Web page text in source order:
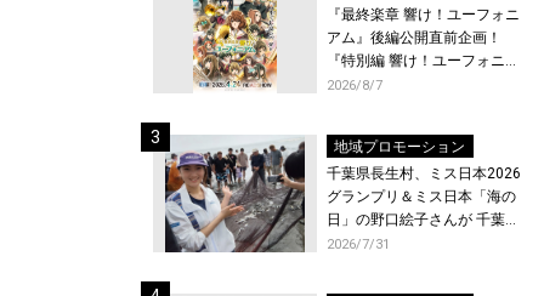
『最終楽章 響け！ユーフォニ
アム』後編公開直前企画！
『特別編 響け！ユーフォニア
ム〜アンサンブルコンテス
映が決定！
2026/8/7
地域プロモーション
千葉県長生村、ミス日本2026
グランプリ＆ミス日本「海の
日」の野口絵子さんが 千葉県
唯一の村・長生村で地引網を
2026/7/31